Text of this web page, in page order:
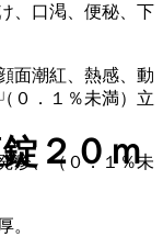
、口渇、便秘、下
面潮紅、熱感、動
０．１％未満）立
疹、（０．１％未
。
２０ｍ